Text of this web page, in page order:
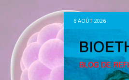
6 AOÛT 2026